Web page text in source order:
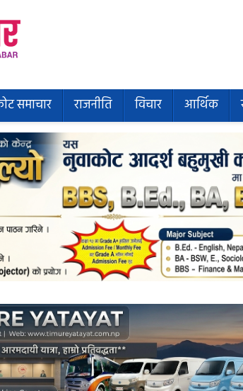
समाचार राजनीति विचार आर्थिक